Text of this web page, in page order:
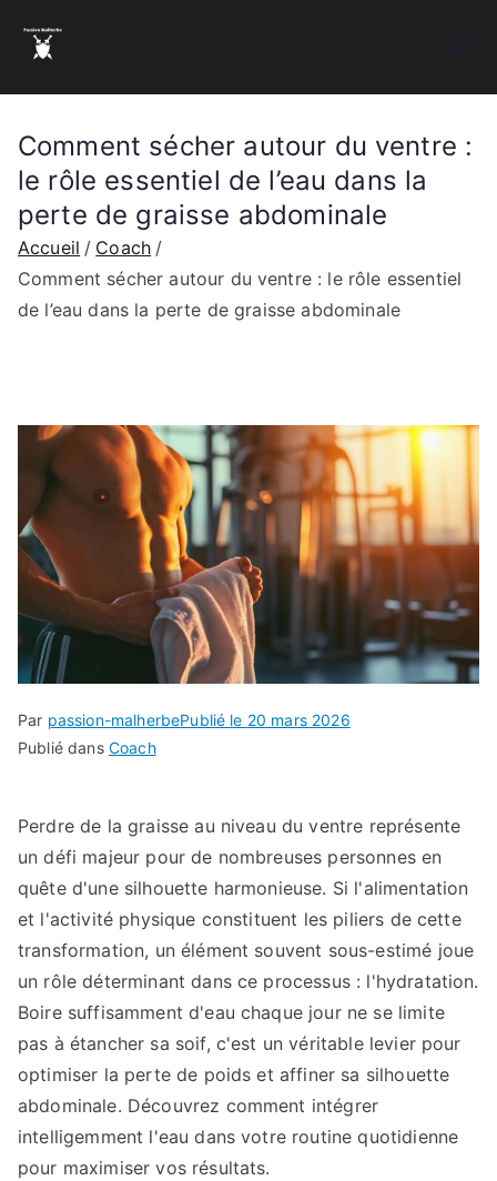
Comment sécher autour du ventre :
le rôle essentiel de l’eau dans la
perte de graisse abdominale
Accueil
Coach
Comment sécher autour du ventre : le rôle essentiel
de l’eau dans la perte de graisse abdominale
Par passion-malherbePublié le 20 mars 2026
Publié dans Coach
Perdre de la graisse au niveau du ventre représente
un défi majeur pour de nombreuses personnes en
quête d'une silhouette harmonieuse. Si l'alimentation
et l'activité physique constituent les piliers de cette
transformation, un élément souvent sous-estimé joue
un rôle déterminant dans ce processus : l'hydratation.
Boire suffisamment d'eau chaque jour ne se limite
pas à étancher sa soif, c'est un véritable levier pour
optimiser la perte de poids et affiner sa silhouette
abdominale. Découvrez comment intégrer
intelligemment l'eau dans votre routine quotidienne
pour maximiser vos résultats.